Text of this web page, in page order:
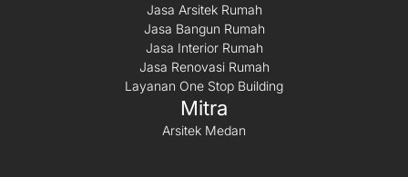
Jasa Arsitek Rumah
Jasa Bangun Rumah
Jasa Interior Rumah
Jasa Renovasi Rumah
Layanan One Stop Building
Mitra
Arsitek Medan